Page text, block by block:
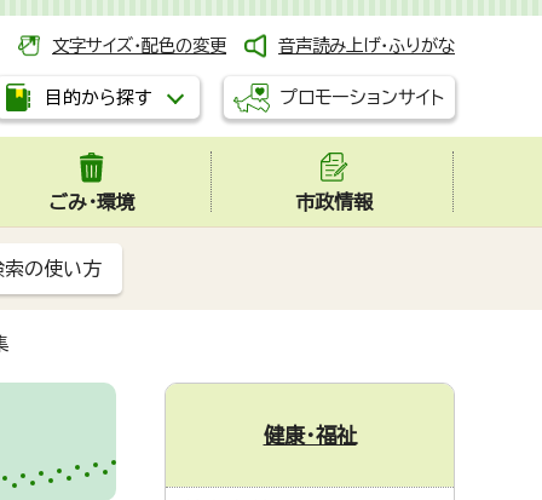
文字サイズ・配色の変更 音声読み上げ・ふりがな
目的から探す プロモーションサイト
ごみ・環境 市政情報
索の使い方
健康・福祉